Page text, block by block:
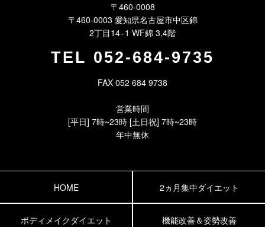
〒460-0008
〒460-0003 愛知県名古屋市中区錦
2丁目14−1 WF錦 3,4階
TEL 052-684-9735
FAX 052 684 9738
営業時間
[平日] 7時~23時 [土日祝] 7時~23時
年中無休
HOME 2ヵ月集中ダイエット
ボディメイクダイエット 機能改善＆姿勢改善